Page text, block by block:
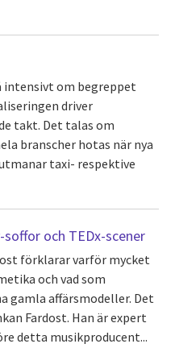
intensivt om begreppet
driver
takt. Det talas om
branscher hotas när nya
taxi- respektive
och TEDx-scener
förklarar varför mycket
och vad som
gamla affärsmodeller. Det
Fardost. Han är expert
detta musikproducent...